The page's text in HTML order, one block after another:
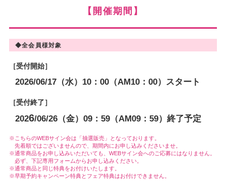
【開催期間】
◆全会員様対象
［受付開始］
2026/06/17（水）10：00（AM10：00）スタート
［受付終了］
2026/06/26（金）09：59（AM09：59）終了予定
こちらのWEBサイン会は「抽選販売」となっております。
先着順ではございませんので、期間内にお申し込みくださいませ。
通常商品をお申し込みいただいても、WEBサイン会へのご応募にはなりません。
必ず、下記専用フォームからお申し込みください。
通常商品と同じ特典をお付けいたします。
早期予約キャンペーン特典とフェア特典はお付けできません。